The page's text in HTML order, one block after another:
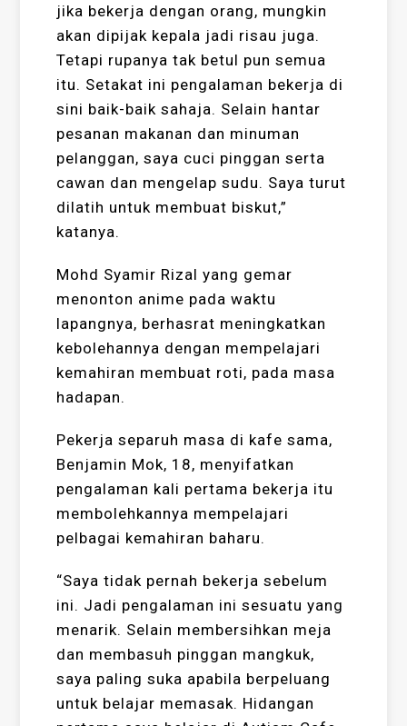
jika bekerja dengan orang, mungkin
akan dipijak kepala jadi risau juga.
Tetapi rupanya tak betul pun semua
itu. Setakat ini pengalaman bekerja di
sini baik-baik sahaja. Selain hantar
pesanan makanan dan minuman
pelanggan, saya cuci pinggan serta
cawan dan mengelap sudu. Saya turut
dilatih untuk membuat biskut,”
katanya.
Mohd Syamir Rizal yang gemar
menonton anime pada waktu
lapangnya, berhasrat meningkatkan
kebolehannya dengan mempelajari
kemahiran membuat roti, pada masa
hadapan.
Pekerja separuh masa di kafe sama,
Benjamin Mok, 18, menyifatkan
pengalaman kali pertama bekerja itu
membolehkannya mempelajari
pelbagai kemahiran baharu.
“Saya tidak pernah bekerja sebelum
ini. Jadi pengalaman ini sesuatu yang
menarik. Selain membersihkan meja
dan membasuh pinggan mangkuk,
saya paling suka apabila berpeluang
untuk belajar memasak. Hidangan